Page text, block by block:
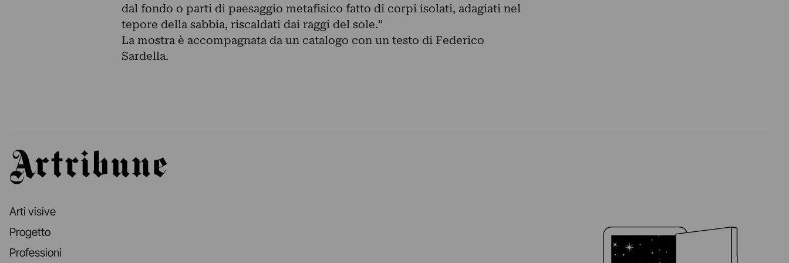
dal fondo o parti di paesaggio metafisico fatto di corpi isolati, adagiati nel
tepore della sabbia, riscaldati dai raggi del sole.”
La mostra è accompagnata da un catalogo con un testo di Federico
Sardella.
Artribune
Arti visive
Progetto
Professioni